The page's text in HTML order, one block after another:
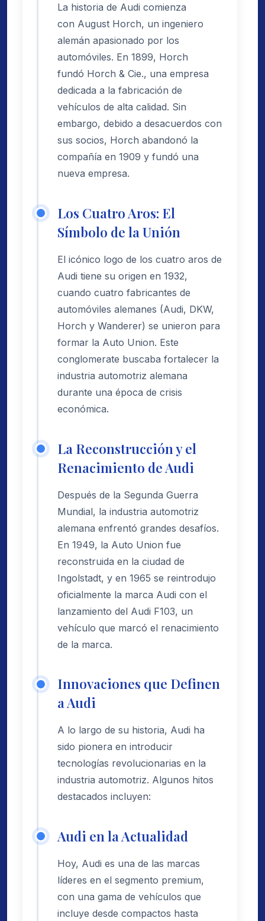
La historia de Audi comienza
con August Horch, un ingeniero
alemán apasionado por los
automóviles. En 1899, Horch
fundó Horch & Cie., una empresa
dedicada a la fabricación de
vehículos de alta calidad. Sin
embargo, debido a desacuerdos con
sus socios, Horch abandonó la
compañía en 1909 y fundó una
nueva empresa.
Los Cuatro Aros: El
Símbolo de la Unión
El icónico logo de los cuatro aros de
Audi tiene su origen en 1932,
cuando cuatro fabricantes de
automóviles alemanes (Audi, DKW,
Horch y Wanderer) se unieron para
formar la Auto Union. Este
conglomerate buscaba fortalecer la
industria automotriz alemana
durante una época de crisis
económica.
La Reconstrucción y el
Renacimiento de Audi
Después de la Segunda Guerra
Mundial, la industria automotriz
alemana enfrentó grandes desafíos.
En 1949, la Auto Union fue
reconstruida en la ciudad de
Ingolstadt, y en 1965 se reintrodujo
oficialmente la marca Audi con el
lanzamiento del Audi F103, un
vehículo que marcó el renacimiento
de la marca.
Innovaciones que Definen
a Audi
A lo largo de su historia, Audi ha
sido pionera en introducir
tecnologías revolucionarias en la
industria automotriz. Algunos hitos
destacados incluyen:
Audi en la Actualidad
Hoy, Audi es una de las marcas
líderes en el segmento premium,
con una gama de vehículos que
incluye desde compactos hasta